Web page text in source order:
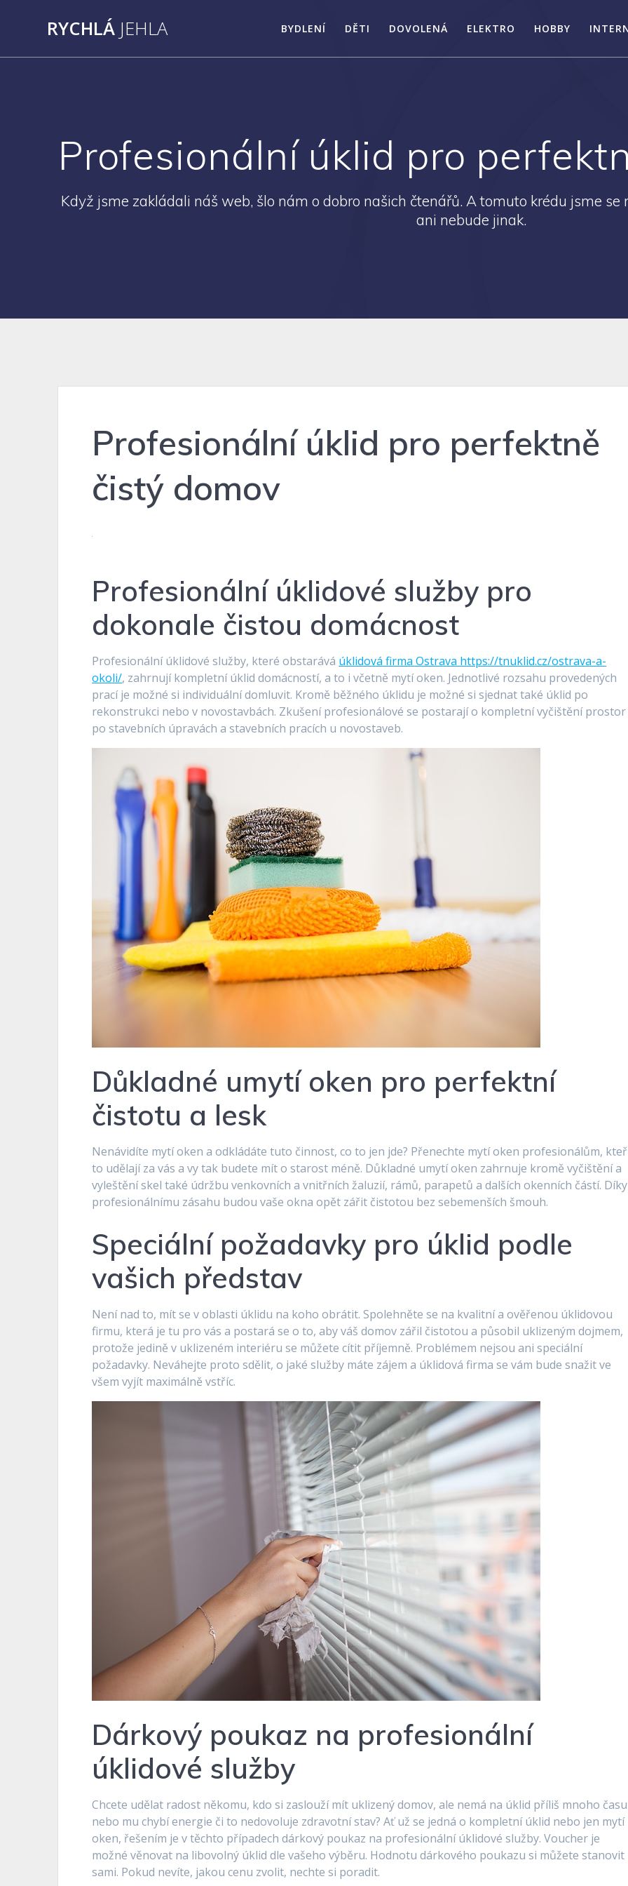
RYCHLÁ JEHLA BYDLENÍ DĚTI DOVOLENÁ ELEKTRO HOBBY
Profesionální úklid pro
Když jsme zakládali náš web, šlo nám o dobro našich čtenářů. A tomuto krédu jsme
ani nebude jinak.
Profesionální úklid pro perfektně
čistý domov
Profesionální úklidové služby pro
dokonale čistou domácnost
Profesionální úklidové služby, které obstarává úklidová firma Ostrava https://tnuklid.cz/ostrava-a-
okoli/, zahrnují kompletní úklid domácností, a to i včetně mytí oken. Jednotlivé rozsahu provedených
prací je možné si individuální domluvit. Kromě běžného úklidu je možné si sjednat také úklid po
rekonstrukci nebo v novostavbách. Zkušení profesionálové se postarají o kompletní vyčištění prostor
po stavebních úpravách a stavebních pracích u novostaveb.
Důkladné umytí oken pro perfektní
čistotu a lesk
Nenávidíte mytí oken a odkládáte tuto činnost, co to jen jde? Přenechte mytí oken profesionálům,
to udělají za vás a vy tak budete mít o starost méně. Důkladné umytí oken zahrnuje kromě vyčištění a
vyleštění skel také údržbu venkovních a vnitřních žaluzií, rámů, parapetů a dalších okenních částí. Díky
profesionálnímu zásahu budou vaše okna opět zářit čistotou bez sebemenších šmouh.
Speciální požadavky pro úklid podle
vašich představ
Není nad to, mít se v oblasti úklidu na koho obrátit. Spolehněte se na kvalitní a ověřenou úklidovou
firmu, která je tu pro vás a postará se o to, aby váš domov zářil čistotou a působil uklizeným dojmem,
protože jedině v uklizeném interiéru se můžete cítit příjemně. Problémem nejsou ani speciální
požadavky. Neváhejte proto sdělit, o jaké služby máte zájem a úklidová firma se vám bude snažit ve
všem vyjít maximálně vstříc.
Dárkový poukaz na profesionální
úklidové služby
Chcete udělat radost někomu, kdo si zaslouží mít uklizený domov, ale nemá na úklid příliš mnoho času
nebo mu chybí energie či to nedovoluje zdravotní stav? Ať už se jedná o kompletní úklid nebo jen mytí
oken, řešením je v těchto případech dárkový poukaz na profesionální úklidové služby. Voucher je
možné věnovat na libovolný úklid dle vašeho výběru. Hodnotu dárkového poukazu si můžete stanovit
sami. Pokud nevíte, jakou cenu zvolit, nechte si poradit.